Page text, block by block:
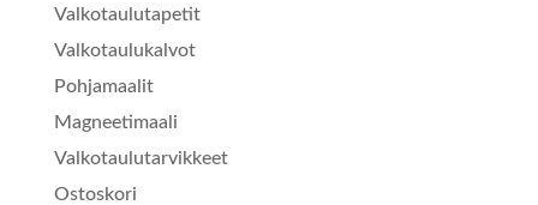
Valkotaulutapetit
Valkotaulukalvot
Pohjamaalit
Magneetimaali
Valkotaulutarvikkeet
Ostoskori